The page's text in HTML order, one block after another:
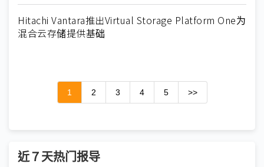
Hitachi Vantara推出Virtual Storage Platform One为
混合云存储提供基础
1 2 3 4 5 >>
近７天热门报导